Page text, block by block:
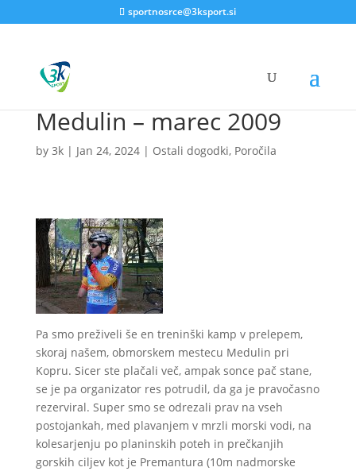
sportnosrce@3ksport.si
Medulin – marec 2009
by 3k| Jan 24, 2024| Ostali dogodki, Poročila
Pa smo preživeli še en treninški kamp v prelepem,
skoraj našem, obmorskem mestecu Medulin pri
Kopru. Sicer ste plačali več, ampak sonce pač stane,
se je pa organizator res potrudil, da ga je pravočasno
rezerviral. Super smo se odrezali prav na vseh
postojankah, med plavanjem v mrzli morski vodi, na
kolesarjenju po planinskih poteh in prečkanjih
gorskih ciljev kot je Premantura (10m nadmorske